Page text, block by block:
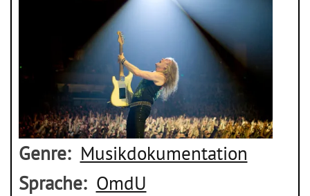
Genre
Musikdokumentation
Sprache
OmdU